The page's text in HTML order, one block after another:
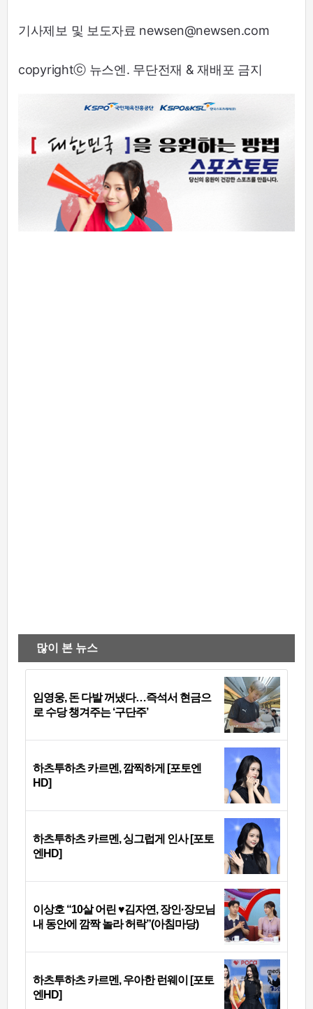
기사제보 및 보도자료 newsen@newsen.com
copyrightⓒ 뉴스엔. 무단전재 & 재배포 금지
많이 본 뉴스
임영웅, 돈 다발 꺼냈다…즉석서 현금으
로 수당 챙겨주는 ‘구단주’
하츠투하츠 카르멘, 깜찍하게 [포토엔
HD]
하츠투하츠 카르멘, 싱그럽게 인사 [포토
엔HD]
이상호 “10살 어린 ♥김자연, 장인·장모님
내 동안에 깜짝 놀라 허락”(아침마당)
하츠투하츠 카르멘, 우아한 런웨이 [포토
엔HD]